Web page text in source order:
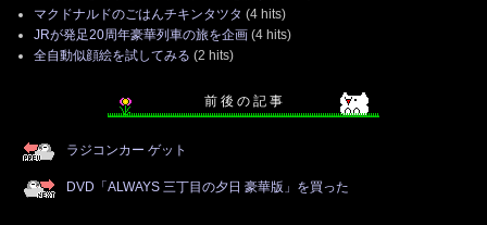
マクドナルドのごはんチキンタツタ (4 hits)
JRが発足20周年豪華列車の旅を企画 (4 hits)
全自動似顔絵を試してみる (2 hits)
前 後 の 記 事
ラジコンカー ゲット
DVD「ALWAYS 三丁目の夕日 豪華版」を買った